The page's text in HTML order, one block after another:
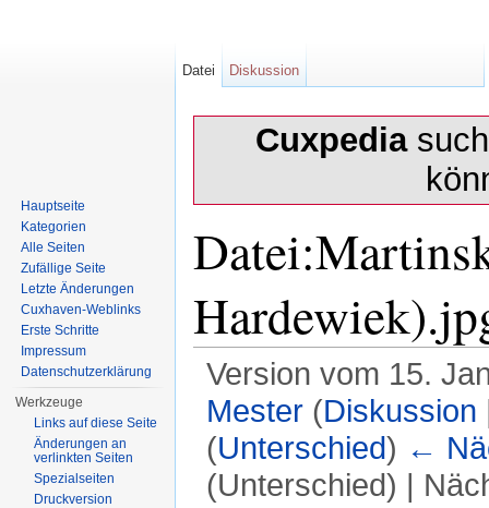
Cuxpedia
Version vom 15.
Mester (Diskussion
(Unterschied) ←
(Unterschied) |
Datei Diskussion
Hauptseite
Kategorien
Alle Seiten
Zufällige Seite
Letzte Änderungen
Cuxhaven-Weblinks
Erste Schritte
Impressum
Datenschutzerklärung
Werkzeuge
Links auf diese Seite
Änderungen an
verlinkten Seiten
Spezialseiten
Druckversion